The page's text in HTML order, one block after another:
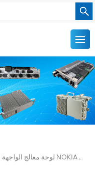
لوحة معالج الواجهة الأساسية لشبكة إيثرنت NOKIA C111826.A3E